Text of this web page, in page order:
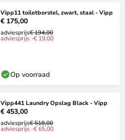
Vipp11 toiletborstel, zwart, staal - Vipp
€ 175,00
adviesprijs€ 194,00
adviesprijs -€ 19,00
Op voorraad
Vipp441 Laundry Opslag Black - Vipp
€ 453,00
adviesprijs€ 518,00
adviesprijs -€ 65,00